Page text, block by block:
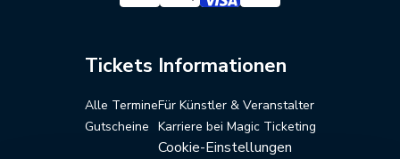
Tickets
Alle Termine
Gutscheine
Informationen
Für Künstler & Veranstalter
Karriere bei Magic Ticketing
Cookie-Einstellungen